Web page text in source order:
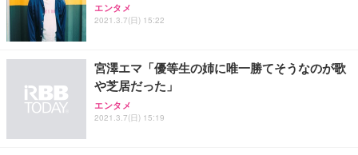
エンタメ
2021.3.7(日) 15:22
宮澤エマ「優等生の姉に唯一勝てそうなのが歌
や芝居だった」
エンタメ
2021.3.7(日) 15:19